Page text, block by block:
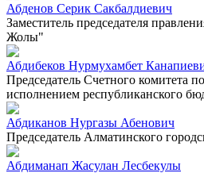
Абденов Серик Сакбалдиевич
Заместитель председателя
Жолы"
Абдибеков Нурмухамбет
Председатель Счетного комитета
исполнением республиканского
Абдиканов Нургазы Абенович
Председатель Алматинского
Абдиманап Жасулан Лесбекулы